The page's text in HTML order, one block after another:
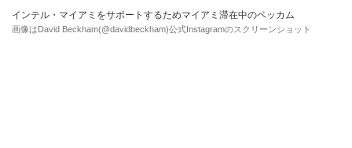
インテル・マイアミをサポートするためマイアミ滞在中のベッカム
画像はDavid Beckham(@davidbeckham)公式Instagramのスクリーンショット